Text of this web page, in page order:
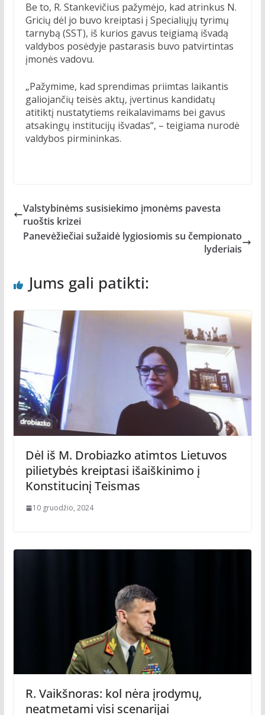
Be to, R. Stankevičius pažymėjo, kad atrinkus N.
Gricių dėl jo buvo kreiptasi į Specialiųjų tyrimų
tarnybą (SST), iš kurios gavus teigiamą išvadą
valdybos posėdyje pastarasis buvo patvirtintas
įmonės vadovu.
„Pažymime, kad sprendimas priimtas laikantis
galiojančių teisės aktų, įvertinus kandidatų
atitiktį nustatytiems reikalavimams bei gavus
atsakingų institucijų išvadas“, – teigiama nurodė
valdybos pirmininkas.
Valstybinėms susisiekimo įmonėms pavesta
ruoštis krizei
Panevėžiečiai sužaidė lygiosiomis su čempionato
lyderiais
Jums gali patikti:
Dėl iš M. Drobiazko atimtos Lietuvos
pilietybės kreiptasi išaiškinimo į
Konstitucinį Teismas
10 gruodžio, 2024
R. Vaikšnoras: kol nėra įrodymų,
neatmetami visi scenarijai